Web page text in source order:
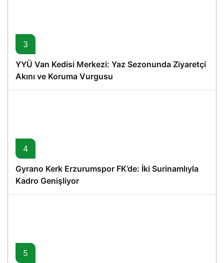
3
YYÜ Van Kedisi Merkezi: Yaz Sezonunda Ziyaretçi
Akını ve Koruma Vurgusu
4
Gyrano Kerk Erzurumspor FK’de: İki Surinamlıyla
Kadro Genişliyor
5